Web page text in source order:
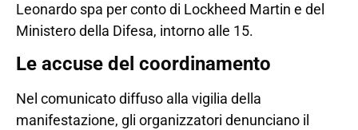
Leonardo spa per conto di Lockheed Martin e del
Ministero della Difesa, intorno alle 15.
Le accuse del coordinamento
Nel comunicato diffuso alla vigilia della
manifestazione, gli organizzatori denunciano il